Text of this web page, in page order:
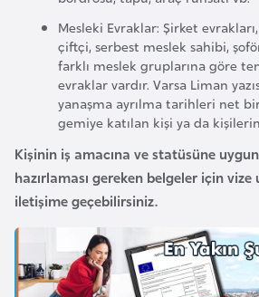
Mesleki Evraklar: Şirket
çiftçi, serbest meslek sahibi,
farklı meslek gruplarına göre
evraklar vardır. Varsa Liman
yanaşma ayrılma tarihleri net
gemiye katılan kişi ya da
Kişinin iş amacına ve statüsüne
hazırlaması gereken belgeler için vize
iletişime geçebilirsiniz.
a
d
e
k